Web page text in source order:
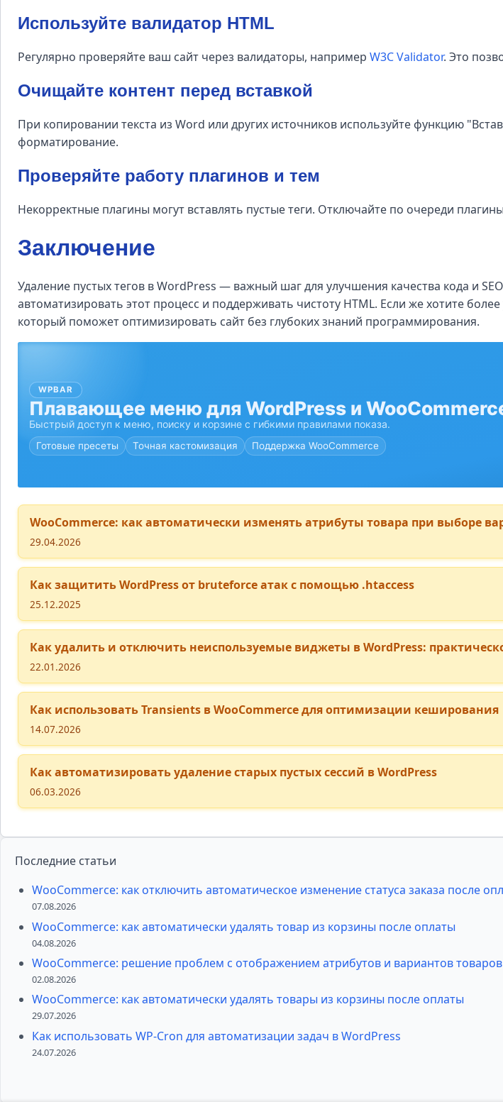
Используйте валидатор HTML
Регулярно проверяйте ваш сайт через валидаторы, например W3C Validator. Это
Очищайте контент перед вставкой
При копировании текста из Word или других источников используйте функцию
форматирование.
Проверяйте работу плагинов и тем
Некорректные плагины могут вставлять пустые теги. Отключайте по очереди
Заключение
Удаление пустых тегов в WordPress — важный шаг для улучшения качества кода и
автоматизировать этот процесс и поддерживать чистоту HTML. Если же хотите
который поможет оптимизировать сайт без глубоких знаний программирования.
WooCommerce: как автоматически изменять атрибуты товара при выборе
29.04.2026
Как защитить WordPress от bruteforce атак с помощью .htaccess
25.12.2025
Как удалить и отключить неиспользуемые виджеты в WordPress:
22.01.2026
Как использовать Transients в WooCommerce для оптимизации кеширования
14.07.2026
Как автоматизировать удаление старых пустых сессий в WordPress
06.03.2026
Последние статьи
WooCommerce: как отключить автоматическое изменение статуса заказа после
07.08.2026
WooCommerce: как автоматически удалять товар из корзины после оплаты
04.08.2026
WooCommerce: решение проблем с отображением атрибутов и вариантов товаров
02.08.2026
WooCommerce: как автоматически удалять товары из корзины после оплаты
29.07.2026
Как использовать WP-Cron для автоматизации задач в WordPress
24.07.2026